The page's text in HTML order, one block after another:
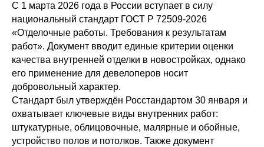
С 1 марта 2026 года в России вступает в силу
национальный стандарт ГОСТ Р 72509-2026
«Отделочные работы. Требования к результатам
работ». Документ вводит единые критерии оценки
качества внутренней отделки в новостройках, однако
его применение для девелоперов носит
добровольный характер.
Стандарт был утверждён Росстандартом 30 января и
охватывает ключевые виды внутренних работ:
штукатурные, облицовочные, малярные и обойные,
устройство полов и потолков. Также документ